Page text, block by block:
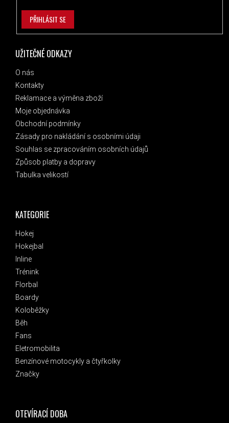
KATEGORIE
Hokej
Hokejbal
Inline
Trénink
Florbal
Boardy
Koloběžky
Běh
Fans
Eletromobilita
Benzínové motocykly a čtyřkolky
Značky
UŽITEČNÉ ODKAZY
O nás
Kontakty
Reklamace a výměna zboží
Moje objednávka
Obchodní podmínky
Zásady pro nakládání s osobními údaji
Souhlas se zpracováním osobních údajů
Způsob platby a dopravy
Tabulka velikostí
OTEVÍRACÍ DOBA
PŘIHLÁSIT SE